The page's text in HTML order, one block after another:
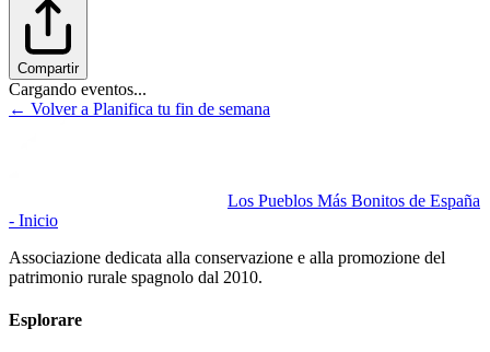
Compartir
Cargando eventos...
← Volver a Planifica tu fin de semana
Los Pueblos Más Bonitos de España
- Inicio
Associazione dedicata alla conservazione e alla promozione del
patrimonio rurale spagnolo dal 2010.
Esplorare